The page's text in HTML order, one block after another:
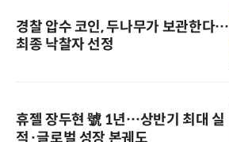
경찰 압수 코인, 두나무가 보관한다…
최종 낙찰자 선정
휴젤 장두현 號 1년…상반기 최대 실
적·글로벌 성장 본궤도